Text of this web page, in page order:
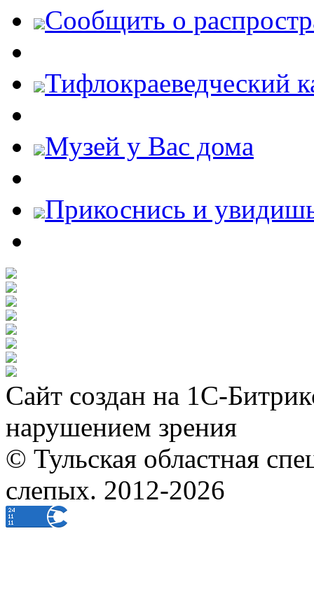
Cообщить о
Тифлокраеведческий
Музей у Вас дома
Прикоснись и
Сайт создан на 1С-
нарушением зрения
© Тульская областная
слепых. 2012-2026